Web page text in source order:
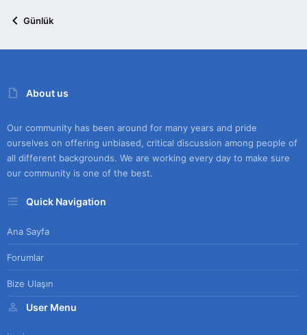
Günlük
About us
Our community has been around for many years and pride
ourselves on offering unbiased, critical discussion among people of
all different backgrounds. We are working every day to make sure
our community is one of the best.
Quick Navigation
Ana Sayfa
Forumlar
Bize Ulaşın
User Menu